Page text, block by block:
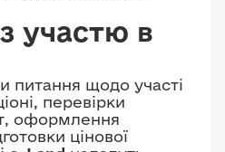
участю в
питання щодо участі
перевірки
оформлення
цінової